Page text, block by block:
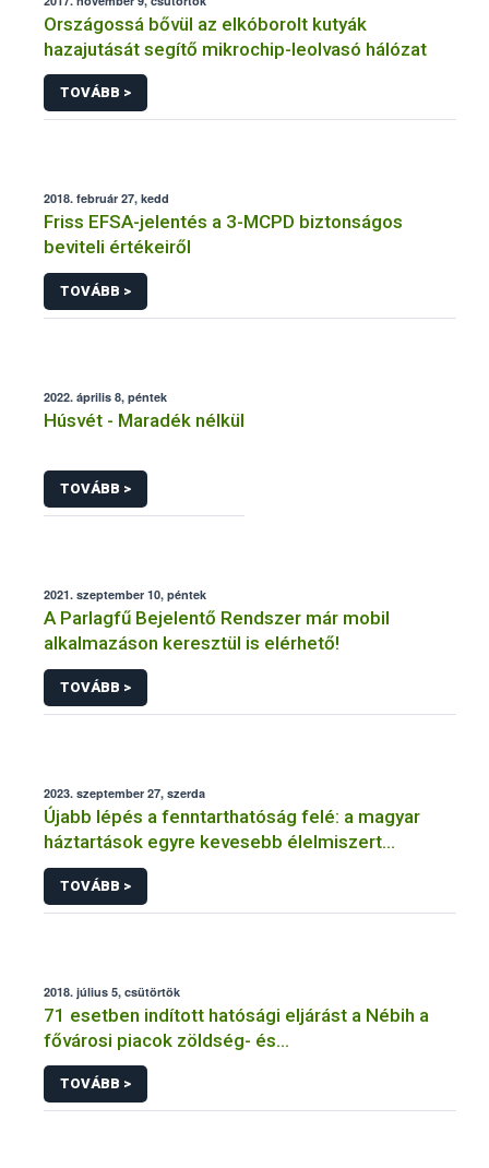
Országossá bővül az elkóborolt kutyák
hazajutását segítő mikrochip-leolvasó hálózat
TOVÁBB >
2018. február 27, kedd
Friss EFSA-jelentés a 3-MCPD biztonságos
beviteli értékeiről
TOVÁBB >
2022. április 8, péntek
Húsvét - Maradék nélkül
TOVÁBB >
2021. szeptember 10, péntek
A Parlagfű Bejelentő Rendszer már mobil
alkalmazáson keresztül is elérhető!
TOVÁBB >
2023. szeptember 27, szerda
Újabb lépés a fenntarthatóság felé: a magyar
háztartások egyre kevesebb élelmiszert
pazarolnak
TOVÁBB >
2018. július 5, csütörtök
71 esetben indított hatósági eljárást a Nébih a
fővárosi piacok zöldség- és
gyümölcskereskedőivel szemben
TOVÁBB >